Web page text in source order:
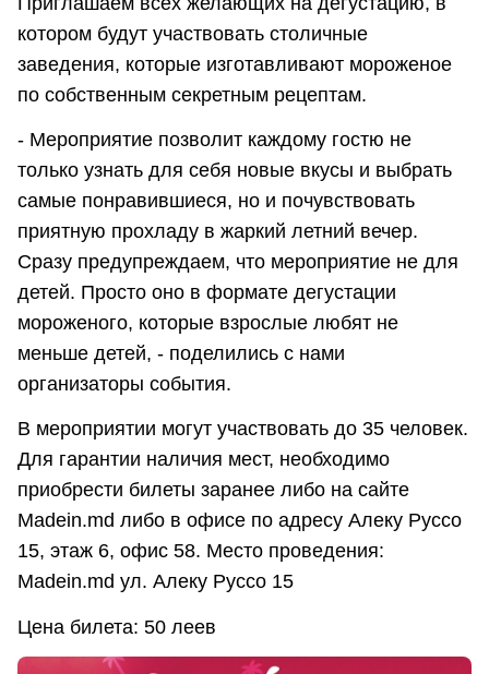
котором будут участвовать столичные
заведения, которые изготавливают мороженое
по собственным секретным рецептам.
- Мероприятие позволит каждому гостю не
только узнать для себя новые вкусы и выбрать
самые понравившиеся, но и почувствовать
приятную прохладу в жаркий летний вечер.
Сразу предупреждаем, что мероприятие не для
детей. Просто оно в формате дегустации
мороженого, которые взрослые любят не
меньше детей, - поделились с нами
организаторы события.
В мероприятии могут участвовать до 35 человек.
Для гарантии наличия мест, необходимо
приобрести билеты заранее либо на сайте
Madein.md либо в офисе по адресу Алеку Руссо
15, этаж 6, офис 58. Место проведения:
Madein.md ул. Алеку Руссо 15
Цена билета: 50 леев